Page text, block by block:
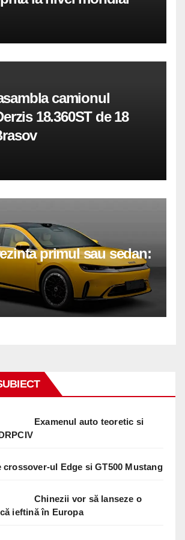
camionul
18.360ST de 18
primul sau sedan:
Examenul auto teoretic si
crossover-ul Edge si GT500 Mustang
Chinezii vor să lanseze o
ieftină în Europa